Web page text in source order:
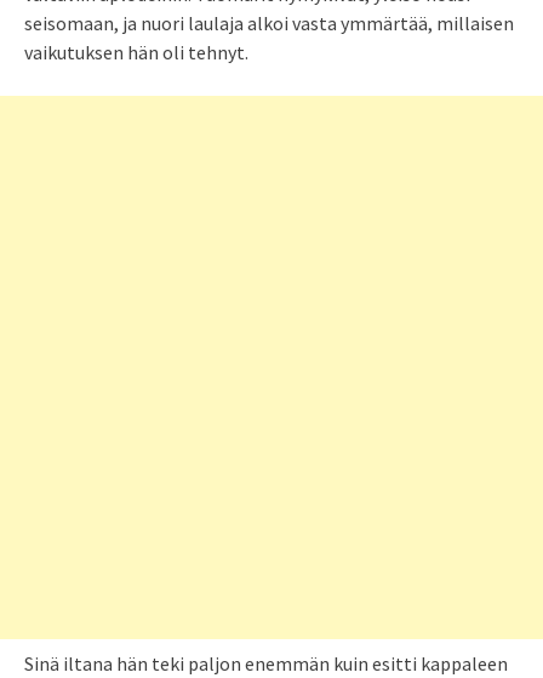
seisomaan, ja nuori laulaja alkoi vasta ymmärtää, millaisen
vaikutuksen hän oli tehnyt.
Sinä iltana hän teki paljon enemmän kuin esitti kappaleen